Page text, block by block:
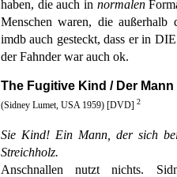
haben, die auch in normalen
Menschen waren, die außerhalb
imdb auch gesteckt, dass er in
der Fahnder war auch ok.
The Fugitive Kind / Der
(Sidney Lumet, USA 1959) [DVD] 2
Sie Kind! Ein Mann, der sich
Streichholz.
Anschnallen nutzt nichts.